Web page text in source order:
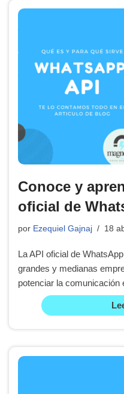
Conoce y
oficial de
por Ezequiel Gajnaj 18
La API oficial de
grandes y medianas
potenciar la